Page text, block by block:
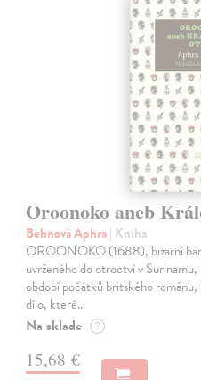
Oroonoko aneb
Behnová Aphra| Kniha
OROONOKO (1688), bizarní
uvrženého do otroctví v
období počátků britského románu,
dílo, které…
Na sklade ?
15,68 €